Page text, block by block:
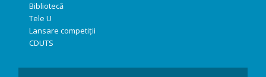
Bibliotecă
Tele U
Lansare competiții
CDUTS